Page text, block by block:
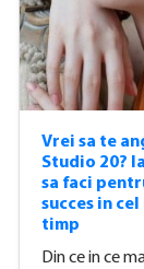
Vrei sa te
Studio 20?
sa faci
succes in
timp
Din ce in ce